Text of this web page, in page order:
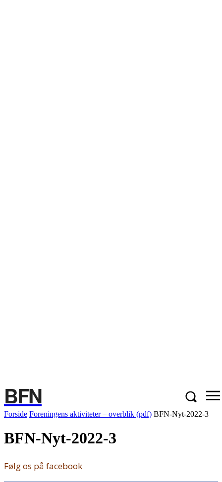
BFN
Forside Foreningens aktiviteter – overblik (pdf) BFN-Nyt-2022-3
BFN-Nyt-2022-3
Følg os på facebook